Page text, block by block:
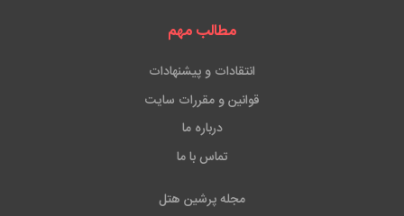
مطالب مهم
انتقادات و پیشنهادات
قوانین و مقررات سایت
درباره ما
تماس با ما
مجله پرشین هتل